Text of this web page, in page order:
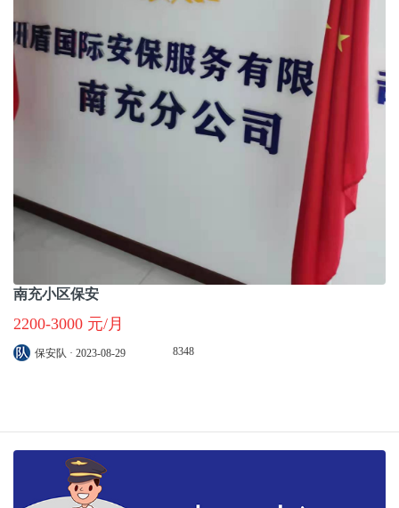
南充小区保安
2200-3000 元/月
保安队 · 2023-08-29 8348